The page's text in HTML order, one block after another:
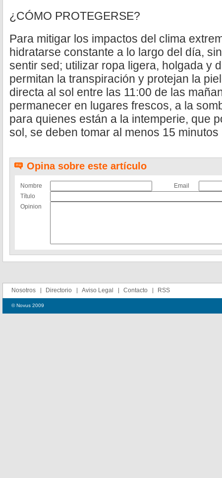
¿CÓMO PROTEGERSE?
Para mitigar los impactos del clima
hidratarse constante a lo largo del día,
sentir sed; utilizar ropa ligera, holgada y
permitan la transpiración y protejan la
directa al sol entre las 11:00 de las
permanecer en lugares frescos, a la
para quienes están a la intemperie, que
sol, se deben tomar al menos 15
Opina sobre este artículo
Nombre
Email
Título
Opinion
Nosotros Directorio Aviso Legal Contacto RSS
© Novus 2009